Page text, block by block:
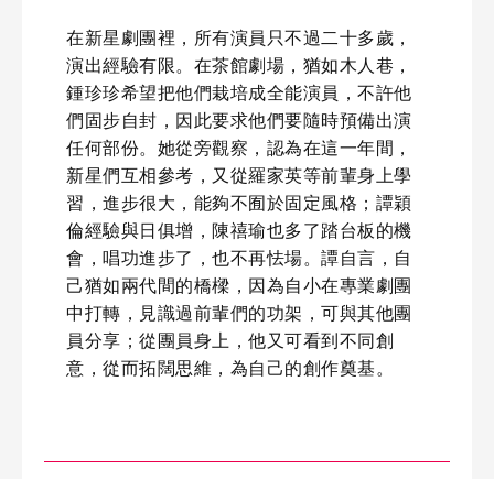
在新星劇團裡，所有演員只不過二十多歲，
演出經驗有限。在茶館劇場，猶如木人巷，
鍾珍珍希望把他們栽培成全能演員，不許他
們固步自封，因此要求他們要隨時預備出演
任何部份。她從旁觀察，認為在這一年間，
新星們互相參考，又從羅家英等前輩身上學
習，進步很大，能夠不囿於固定風格；譚穎
倫經驗與日俱增，陳禧瑜也多了踏台板的機
會，唱功進步了，也不再怯場。譚自言，自
己猶如兩代間的橋樑，因為自小在專業劇團
中打轉，見識過前輩們的功架，可與其他團
員分享；從團員身上，他又可看到不同創
意，從而拓闊思維，為自己的創作奠基。